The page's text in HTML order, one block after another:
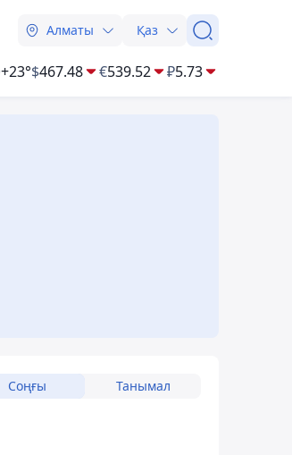
Алматы Қаз
+23°$467.48 €539.52 ₽5.73
Соңғы Танымал